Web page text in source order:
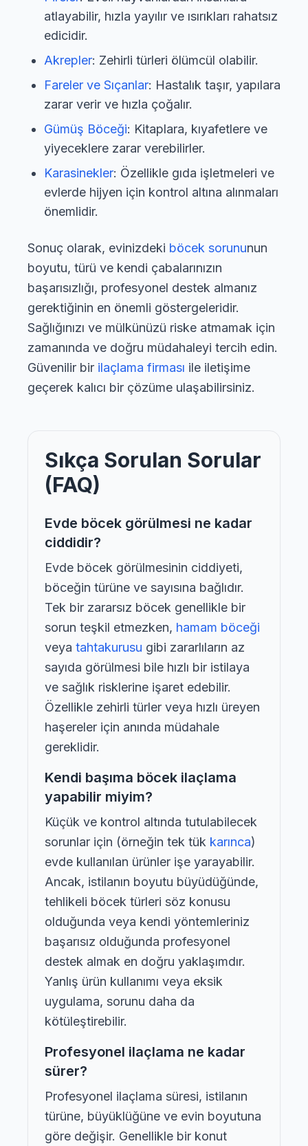
atlayabilir, hızla yayılır ve ısırıkları rahatsız
edicidir.
Akrepler: Zehirli türleri ölümcül olabilir.
Fareler ve Sıçanlar: Hastalık taşır, yapılara
zarar verir ve hızla çoğalır.
Gümüş Böceği: Kitaplara, kıyafetlere ve
yiyeceklere zarar verebilirler.
Karasinekler: Özellikle gıda işletmeleri ve
evlerde hijyen için kontrol altına alınmaları
önemlidir.
Sonuç olarak, evinizdeki böcek sorununun
boyutu, türü ve kendi çabalarınızın
başarısızlığı, profesyonel destek almanız
gerektiğinin en önemli göstergeleridir.
Sağlığınızı ve mülkünüzü riske atmamak için
zamanında ve doğru müdahaleyi tercih edin.
Güvenilir bir ilaçlama firması ile iletişime
geçerek kalıcı bir çözüme ulaşabilirsiniz.
Sıkça Sorulan Sorular
(FAQ)
Evde böcek görülmesi ne kadar
ciddidir?
Evde böcek görülmesinin ciddiyeti,
böceğin türüne ve sayısına bağlıdır.
Tek bir zararsız böcek genellikle bir
sorun teşkil etmezken, hamam böceği
veya tahtakurusu gibi zararlıların az
sayıda görülmesi bile hızlı bir istilaya
ve sağlık risklerine işaret edebilir.
Özellikle zehirli türler veya hızlı üreyen
haşereler için anında müdahale
gereklidir.
Kendi başıma böcek ilaçlama
yapabilir miyim?
Küçük ve kontrol altında tutulabilecek
sorunlar için (örneğin tek tük karınca)
evde kullanılan ürünler işe yarayabilir.
Ancak, istilanın boyutu büyüdüğünde,
tehlikeli böcek türleri söz konusu
olduğunda veya kendi yöntemleriniz
başarısız olduğunda profesyonel
destek almak en doğru yaklaşımdır.
Yanlış ürün kullanımı veya eksik
uygulama, sorunu daha da
kötüleştirebilir.
Profesyonel ilaçlama ne kadar
sürer?
Profesyonel ilaçlama süresi, istilanın
türüne, büyüklüğüne ve evin boyutuna
göre değişir. Genellikle bir konut